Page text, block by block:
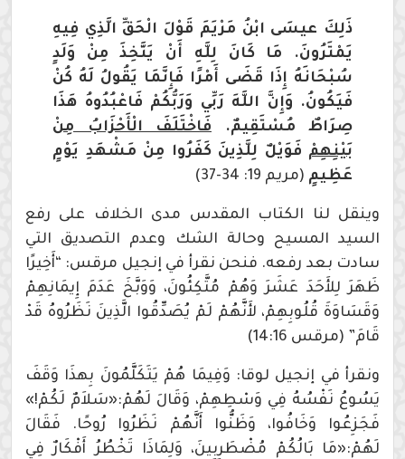
ذَلِكَ عيسَى ابْنُ مَرْيَمَ قَوْلَ الْحَقِّ الَّذِي فِيهِ
يَمْتَرُونَ. مَا كَانَ لِلَّهِ أَنْ يَتَّخِذَ مِنْ وَلَدٍ
سُبْحَانَهُ إِذَا قَضَى أَمْرًا فَإِنَّمَا يَقُولُ لَهُ كُنْ
فَيَكُونُ. وَإِنَّ اللَّهَ رَبِّي وَرَبُّكُمْ فَاعْبُدُوهُ هَذَا
صِرَاطٌ مُسْتَقِيمٌ. فَاخْتَلَفَ الْأَحْزَابُ مِنْ
بَيْنِهِمْ فَوَيْلٌ لِلَّذِينَ كَفَرُوا مِنْ مَشْهَدِ يَوْمٍ
عَظِيمٍ (مريم 19: 34-37)
وينقل لنا الكتاب المقدس مدى الخلاف على رفع
السيد المسيح وحالة الشك وعدم التصديق التي
سادت بعد رفعه. فنحن نقرأ في إنجيل مرقس: “أَخِيرًا
ظَهَرَ لِلأَحَدَ عَشَرَ وَهُمْ مُتَّكِئُونَ، وَوَبَّخَ عَدَمَ إِيمَانِهِمْ
وَقَسَاوَةَ قُلُوبِهِمْ، لأَنَّهُمْ لَمْ يُصَدِّقُوا الَّذِينَ نَظَرُوهُ قَدْ
قَامَ” (مرقس 14:16)
ونقرأ في إنجيل لوقا: وَفِيمَا هُمْ يَتَكَلَّمُونَ بِهذَا وَقَفَ
يَسُوعُ نَفْسُهُ فِي وَسْطِهِمْ، وَقَالَ لَهُمْ:«سَلاَمٌ لَكُمْ!»
فَجَزِعُوا وَخَافُوا، وَظَنُّوا أَنَّهُمْ نَظَرُوا رُوحًا. فَقَالَ
لَهُمْ:«مَا بَالُكُمْ مُضْطَرِبِينَ، وَلِمَاذَا تَخْطُرُ أَفْكَارٌ فِي